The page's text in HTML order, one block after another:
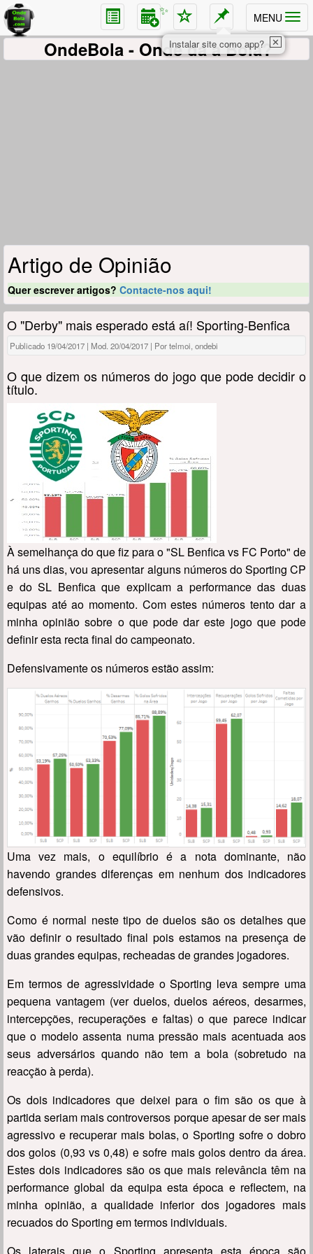
MENU
✨
OndeBola - Onde dá a Bola?
Artigo de Opinião
Quer escrever artigos? Contacte-nos aqui!
O "Derby" mais esperado está aí! Sporting-Benfica
Publicado 19/04/2017 | Mod. 20/04/2017 | Por telmoi, ondebi
O que dizem os números do jogo que pode decidir o
título.
À semelhança do que fiz para o "SL Benfica vs FC Porto" de
há uns dias, vou apresentar alguns números do Sporting CP
e do SL Benfica que explicam a performance das duas
equipas até ao momento. Com estes números tento dar a
minha opinião sobre o que pode dar este jogo que pode
definir esta recta final do campeonato.
Defensivamente os números estão assim:
Uma vez mais, o equilíbrio é a nota dominante, não
havendo grandes diferenças em nenhum dos indicadores
defensivos.
Como é normal neste tipo de duelos são os detalhes que
vão definir o resultado final pois estamos na presença de
duas grandes equipas, recheadas de grandes jogadores.
Em termos de agressividade o Sporting leva sempre uma
pequena vantagem (ver duelos, duelos aéreos, desarmes,
intercepções, recuperações e faltas) o que parece indicar
que o modelo assenta numa pressão mais acentuada aos
seus adversários quando não tem a bola (sobretudo na
reacção à perda).
Os dois indicadores que deixei para o fim são os que à
partida seriam mais controversos porque apesar de ser mais
agressivo e recuperar mais bolas, o Sporting sofre o dobro
dos golos (0,93 vs 0,48) e sofre mais golos dentro da área.
Estes dois indicadores são os que mais relevância têm na
performance global da equipa esta época e reflectem, na
minha opinião, a qualidade inferior dos jogadores mais
recuados do Sporting em termos individuais.
✕
Instalar site como app?